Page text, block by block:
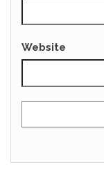
Website